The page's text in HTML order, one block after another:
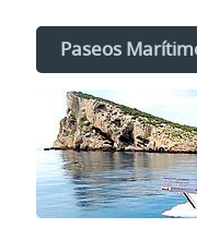
Paseos